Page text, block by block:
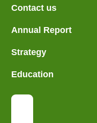
Contact us
Annual Report
Strategy
Education